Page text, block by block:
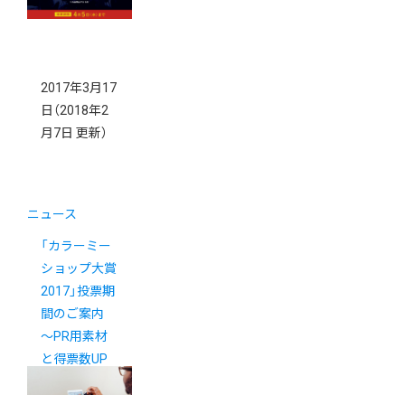
2017年3月17
日 （2018年2
月7日 更新）
ニュース
「カラーミー
ショップ大賞
2017」投票期
間のご案内
〜PR用素材
と得票数UP